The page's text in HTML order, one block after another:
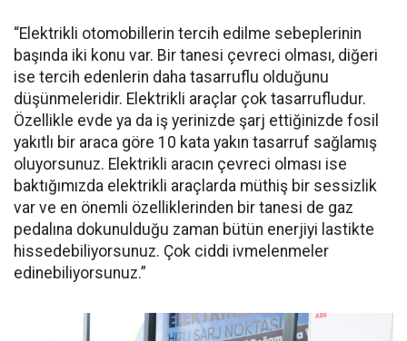
“Elektrikli otomobillerin tercih edilme sebeplerinin
başında iki konu var. Bir tanesi çevreci olması, diğeri
ise tercih edenlerin daha tasarruflu olduğunu
düşünmeleridir. Elektrikli araçlar çok tasarrufludur.
Özellikle evde ya da iş yerinizde şarj ettiğinizde fosil
yakıtlı bir araca göre 10 kata yakın tasarruf sağlamış
oluyorsunuz. Elektrikli aracın çevreci olması ise
baktığımızda elektrikli araçlarda müthiş bir sessizlik
var ve en önemli özelliklerinden bir tanesi de gaz
pedalına dokunulduğu zaman bütün enerjiyi lastikte
hissedebiliyorsunuz. Çok ciddi ivmelenmeler
edinebiliyorsunuz.”